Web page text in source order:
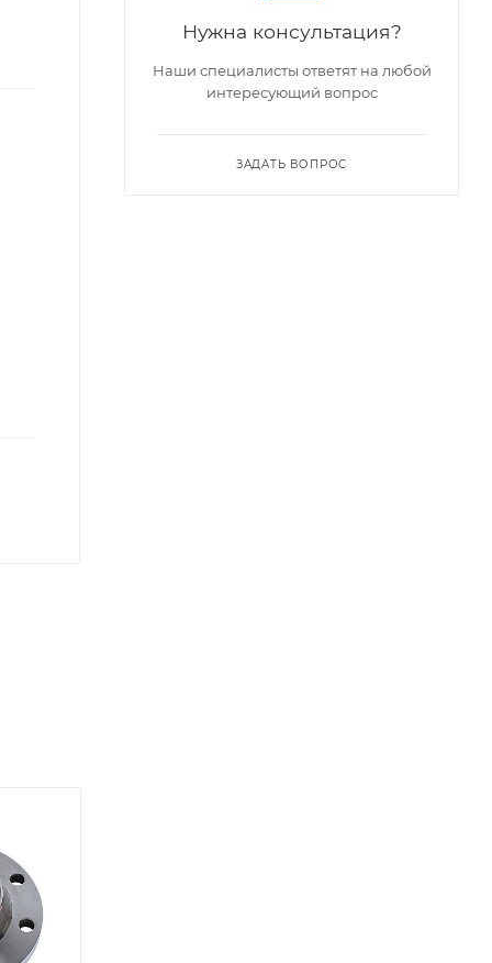
Нужна консультация?
Наши специалисты ответят на любой
интересующий вопрос
ЗАДАТЬ ВОПРОС